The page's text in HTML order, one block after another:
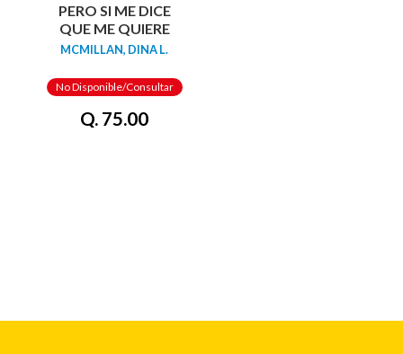
PERO SI ME DICE
QUE ME QUIERE
MCMILLAN, DINA L.
No Disponible/Consultar
Q. 75.00